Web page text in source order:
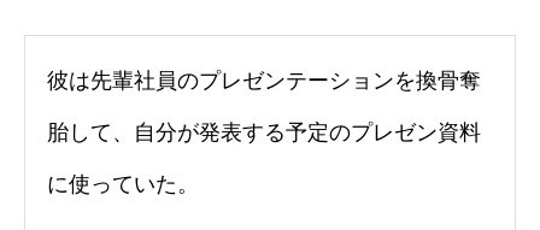
彼は先輩社員のプレゼンテーションを換骨奪
胎して、自分が発表する予定のプレゼン資料
に使っていた。